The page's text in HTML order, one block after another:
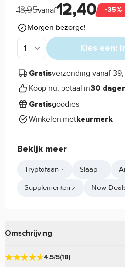
18,95vanaf12,40 -35%
Morgen bezorgd!
Kies een:
Gratisverzending vanaf
Koop nu, betaal in30
Gratisgoodies
Winkelen metkeurmerk
Bekijk meer
Tryptofaan Slaap
Supplementen Now
Omschrijving
L-Tryptofaanvan
4.5/5(18)